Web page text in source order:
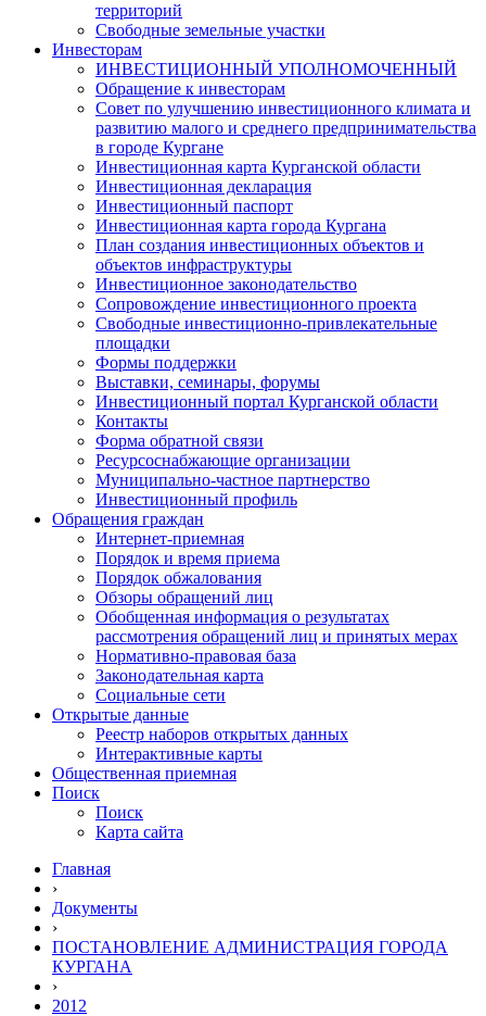
территорий
Свободные земельные участки
Инвесторам
ИНВЕСТИЦИОННЫЙ УПОЛНОМОЧЕННЫЙ
Обращение к инвесторам
Совет по улучшению инвестиционного климата и
развитию малого и среднего предпринимательства
в городе Кургане
Инвестиционная карта Курганской области
Инвестиционная декларация
Инвестиционный паспорт
Инвестиционная карта города Кургана
План создания инвестиционных объектов и
объектов инфраструктуры
Инвестиционное законодательство
Сопровождение инвестиционного проекта
Свободные инвестиционно-привлекательные
площадки
Формы поддержки
Выставки, семинары, форумы
Инвестиционный портал Курганской области
Контакты
Форма обратной связи
Ресурсоснабжающие организации
Муниципально-частное партнерство
Инвестиционный профиль
Обращения граждан
Интернет-приемная
Порядок и время приема
Порядок обжалования
Обзоры обращений лиц
Обобщенная информация о результатах
рассмотрения обращений лиц и принятых мерах
Нормативно-правовая база
Законодательная карта
Социальные сети
Открытые данные
Реестр наборов открытых данных
Интерактивные карты
Общественная приемная
Поиск
Поиск
Карта сайта
Главная
›
Документы
›
ПОСТАНОВЛЕНИЕ АДМИНИСТРАЦИЯ ГОРОДА
КУРГАНА
›
2012